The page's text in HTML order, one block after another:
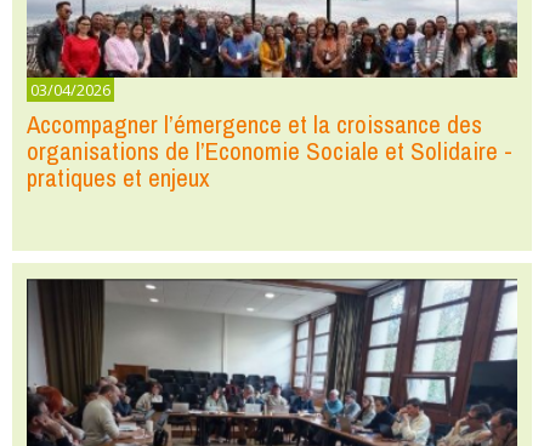
03/04/2026
Accompagner l’émergence et la croissance des
organisations de l’Economie Sociale et Solidaire -
pratiques et enjeux